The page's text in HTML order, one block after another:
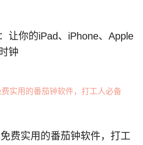
让你的iPad、iPhone、Apple
钟
费实用的番茄钟软件，打工